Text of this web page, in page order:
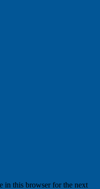
in this browser for the next